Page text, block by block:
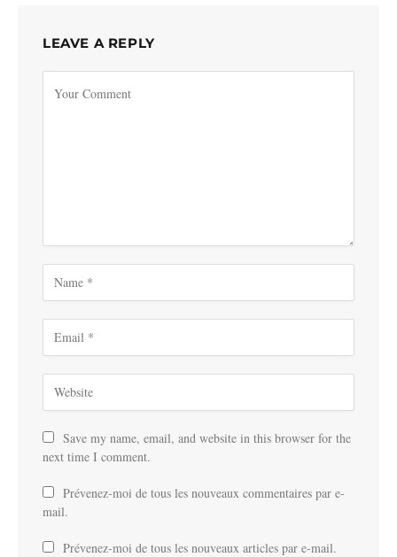
LEAVE A REPLY
Save my name, email, and website in this browser for the
next time I comment.
Prévenez-moi de tous les nouveaux commentaires par e-
mail.
Prévenez-moi de tous les nouveaux articles par e-mail.